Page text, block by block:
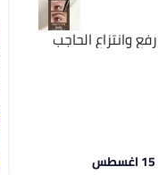
وانتزاع الحاجب